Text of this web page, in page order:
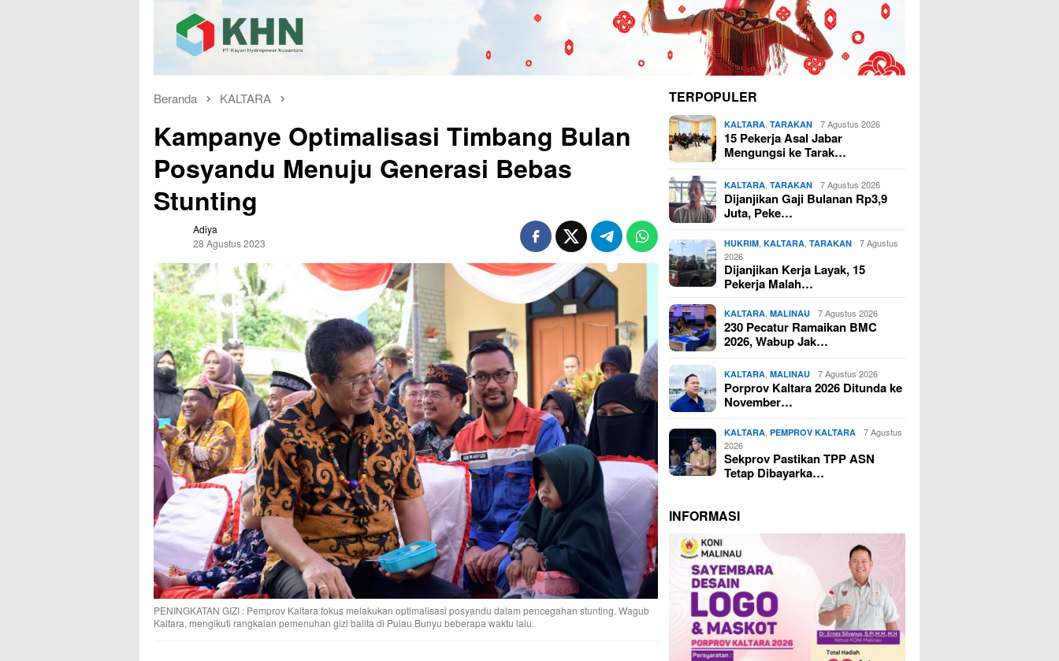
Beranda KALTARA
Kampanye Optimalisasi Timbang Bulan
Posyandu Menuju Generasi Bebas
Stunting
Adiya
28 Agustus 2023
PENINGKATAN GIZI : Pemprov Kaltara fokus melakukan optimalisasi posyandu dalam pencegahan stunting. Wagub
Kaltara, mengikuti rangkaian pemenuhan gizi balita di Pulau Bunyu beberapa waktu lalu.
TERPOPULER
KALTARA ,TARAKAN 7 Agustus 2026
15 Pekerja Asal Jabar
Mengungsi ke Tarak…
KALTARA ,TARAKAN 7 Agustus 2026
Dijanjikan Gaji Bulanan Rp3,9
Juta, Peke…
HUKRIM ,KALTARA ,TARAKAN
7 Agustus
2026
Dijanjikan Kerja Layak, 15
Pekerja Malah…
KALTARA ,MALINAU 7 Agustus 2026
230 Pecatur Ramaikan BMC
2026, Wabup Jak…
KALTARA ,MALINAU 7 Agustus 2026
Porprov Kaltara 2026 Ditunda ke
November…
KALTARA ,PEMPROV KALTARA
7 Agustus
2026
Sekprov Pastikan TPP ASN
Tetap Dibayarka…
INFORMASI